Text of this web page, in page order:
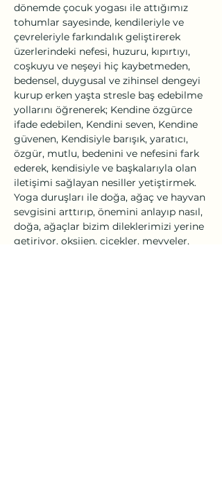
dönemde çocuk yogası ile attığımız
tohumlar sayesinde, kendileriyle ve
çevreleriyle farkındalık geliştirerek
üzerlerindeki nefesi, huzuru, kıpırtıyı,
coşkuyu ve neşeyi hiç kaybetmeden,
bedensel, duygusal ve zihinsel dengeyi
kurup erken yaşta stresle baş edebilme
yollarını öğrenerek; Kendine özgürce
ifade edebilen, Kendini seven, Kendine
güvenen, Kendisiyle barışık, yaratıcı,
özgür, mutlu, bedenini ve nefesini fark
ederek, kendisiyle ve başkalarıyla olan
iletişimi sağlayan nesiller yetiştirmek.
Yoga duruşları ile doğa, ağaç ve hayvan
sevgisini arttırıp, önemini anlayıp nasıl,
doğa, ağaçlar bizim dileklerimizi yerine
getiriyor, oksijen, çiçekler, meyveler,